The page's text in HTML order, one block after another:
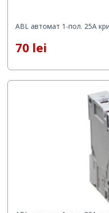
ABL автомат 1-пол. 25А
70 lei